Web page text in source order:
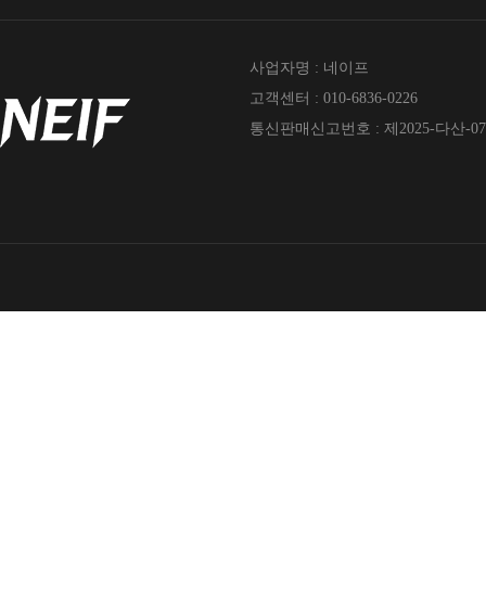
사업자명 : 네이프
고객센터 : 010-6836-0226
통신판매신고번호 : 제2025-다산-